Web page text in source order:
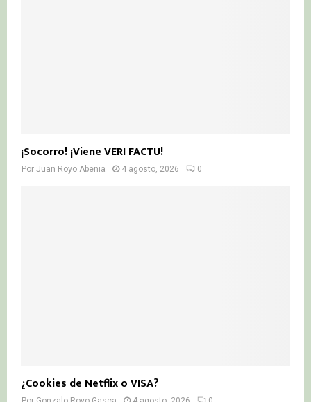
¡Socorro! ¡Viene VERI FACTU!
Por Juan Royo Abenia 4 agosto, 2026 0
¿Cookies de Netflix o VISA?